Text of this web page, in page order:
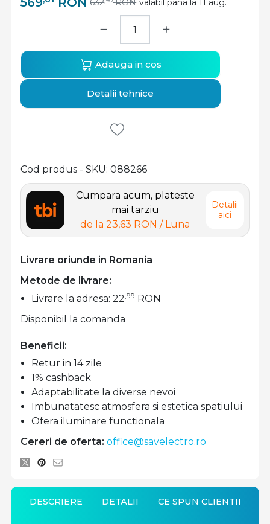
632 RON valabil pana la 11 aug.
Cumpara acum, plateste
mai tarziu
de la 23,63 RON / Luna
Detalii
aici
Livrare oriunde in Romania
Cod produs - SKU 088266
Metode de livrare:
Livrare la adresa: 22,99 RON
Disponibil la comanda
− +
Adauga in cos
Detalii tehnice
Beneficii:
Retur in 14 zile
1% cashback
Adaptabilitate la diverse nevoi
Imbunatatesc atmosfera si estetica spatiului
Ofera iluminare functionala
Cereri de oferta: office@savelectro.ro
DESCRIERE DETALII CE SPUN CLIENTII